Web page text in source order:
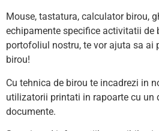
Mouse, tastatura, calculator birou,
echipamente specifice activitatii de
portofoliul nostru, te vor ajuta sa ai
birou!
Cu tehnica de birou te incadrezi in
utilizatorii printati in rapoarte cu un
documente.